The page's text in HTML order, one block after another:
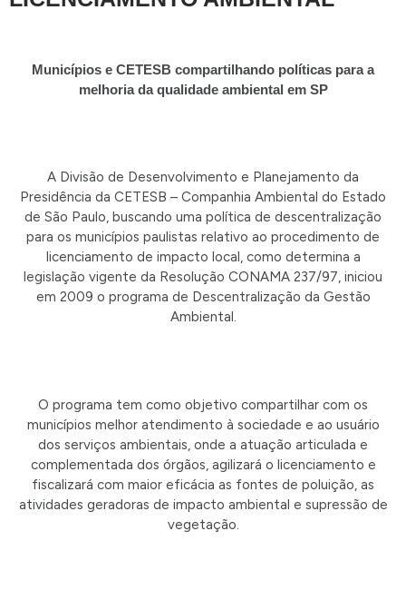
Municípios e CETESB compartilhando políticas para a
melhoria da qualidade ambiental em SP
A Divisão de Desenvolvimento e Planejamento da
Presidência da CETESB – Companhia Ambiental do Estado
de São Paulo, buscando uma política de descentralização
para os municípios paulistas relativo ao procedimento de
licenciamento de impacto local, como determina a
legislação vigente da Resolução CONAMA 237/97, iniciou
em 2009 o programa de Descentralização da Gestão
Ambiental.
O programa tem como objetivo compartilhar com os
municípios melhor atendimento à sociedade e ao usuário
dos serviços ambientais, onde a atuação articulada e
complementada dos órgãos, agilizará o licenciamento e
fiscalizará com maior eficácia as fontes de poluição, as
atividades geradoras de impacto ambiental e supressão de
vegetação.